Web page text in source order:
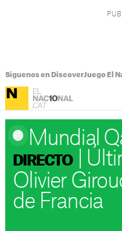
Síguenos en DiscoverJuego El
Mundial
DIRECTO
Olivier
de Francia